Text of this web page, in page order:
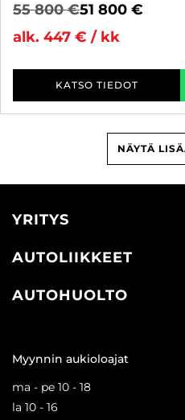
55 800 €51 800 €
alk. 447 € / kk
KATSO TIEDOT
NÄYTÄ
YRITYS
AUTOLIIKKEET
AUTOHUOLTO
Myynnin aukioloajat
ma - pe 10 - 18
la 10 - 16